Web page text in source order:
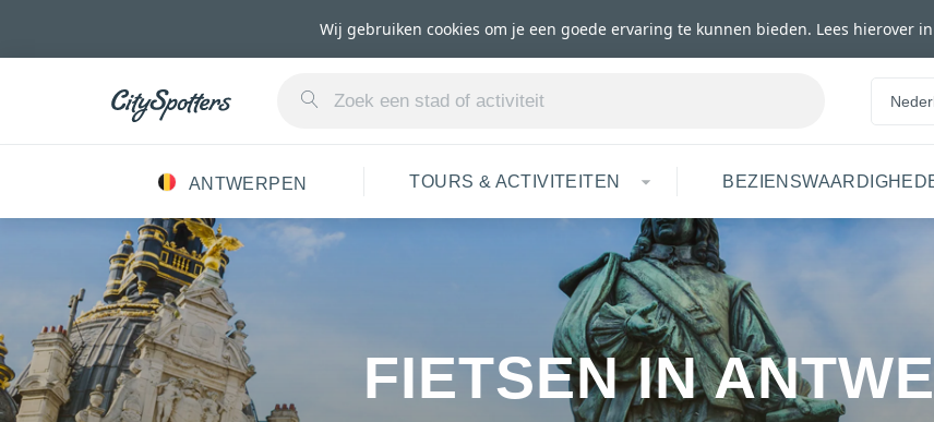
Wij gebruiken cookies om je een goede ervaring te kunnen bieden. Lees hierover
ANTWERPEN TOURS & ACTIVITEITEN
FIETSEN IN